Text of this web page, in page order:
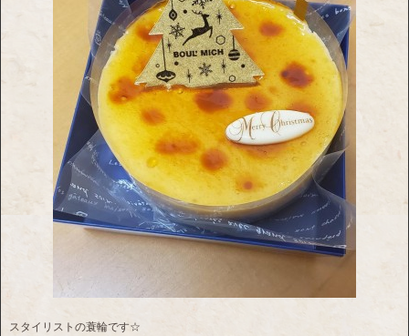
スタイリストの蓑輪です☆